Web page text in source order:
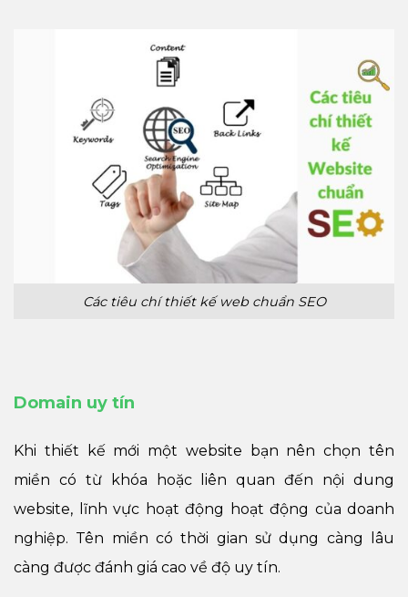
Các tiêu chí thiết kế web chuẩn SEO
Domain uy tín
Khi thiết kế mới một website bạn nên chọn tên
miền có từ khóa hoặc liên quan đến nội dung
website, lĩnh vực hoạt động hoạt động của doanh
nghiệp. Tên miền có thời gian sử dụng càng lâu
càng được đánh giá cao về độ uy tín.